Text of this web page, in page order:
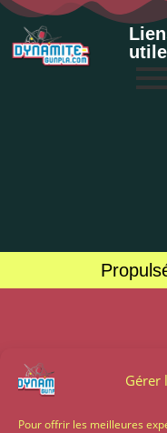
Gérer
Pour offrir les meilleures